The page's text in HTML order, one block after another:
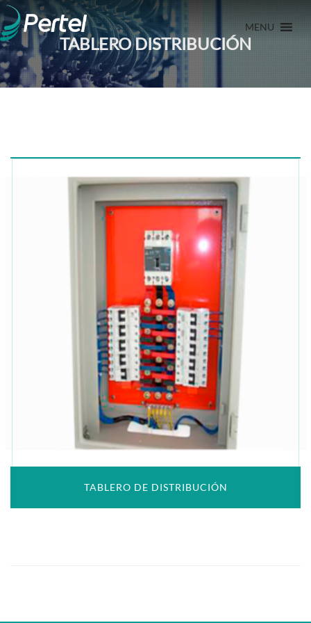
MENU
TABLERO DISTRIBUCIÓN
TABLERO DE DISTRIBUCIÓN